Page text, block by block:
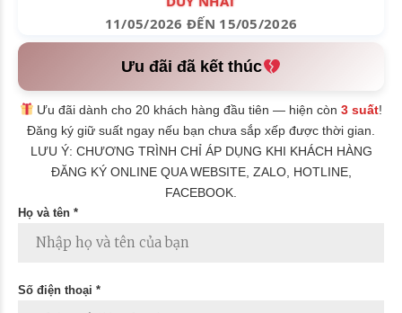
11/05/2026 ĐẾN 15/05/2026
Ưu đãi đã kết thúc
Ưu đãi dành cho 20 khách hàng đầu tiên — hiện còn3 suất!
Đăng ký giữ suất ngay nếu bạn chưa sắp xếp được thời gian.
LƯU Ý: CHƯƠNG TRÌNH CHỈ ÁP DỤNG KHI KHÁCH HÀNG
ĐĂNG KÝ ONLINE QUA WEBSITE, ZALO, HOTLINE,
FACEBOOK.
Họ và tên *
Số điện thoại *